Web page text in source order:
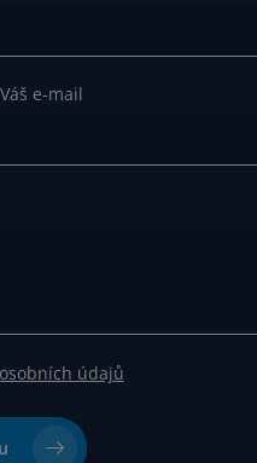
Váš e-mail
údajů